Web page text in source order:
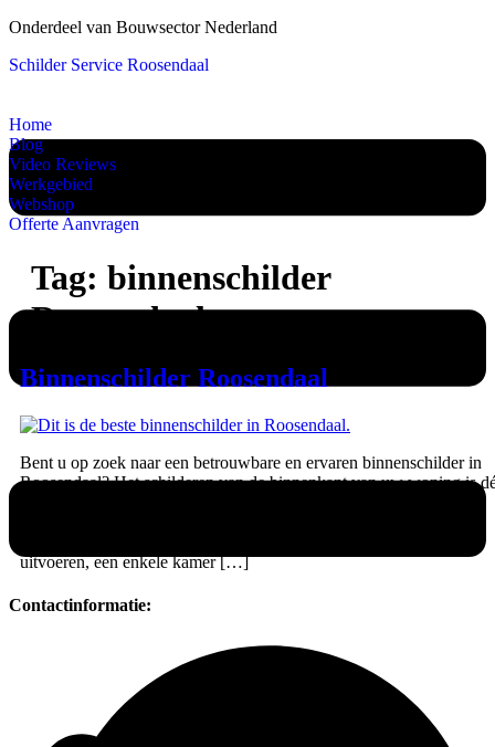
Onderdeel van Bouwsector Nederland
Schilder Service Roosendaal
Home
Blog
Video Reviews
Werkgebied
Webshop
Offerte Aanvragen
Tag: binnenschilder
Roosendaal
Binnenschilder Roosendaal
Bent u op zoek naar een betrouwbare en ervaren binnenschilder in
Roosendaal? Het schilderen van de binnenkant van uw woning is
manier om uw interieur een frisse en verzorgde uitstraling te geven.
uitvoeren, een enkele kamer […]
Contactinformatie: